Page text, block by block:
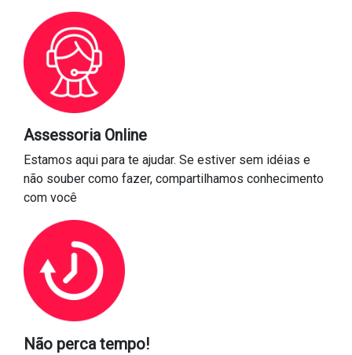
Assessoria Online
Estamos aqui para te ajudar. Se estiver sem idéias e
não souber como fazer, compartilhamos conhecimento
com você
Não perca tempo!